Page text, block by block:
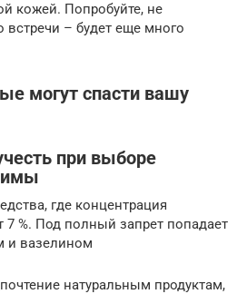
кожей. Попробуйте, не
встречи – будет еще много
могут спасти вашу
при выборе
где концентрация
7 %. Под полный запрет попадает
и вазелином
натуральным продуктам,